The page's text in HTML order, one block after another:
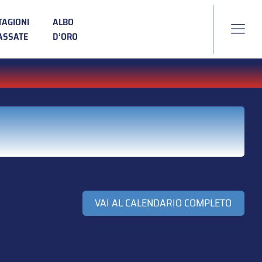
ALBO
D’ORO
VAI AL CALENDARIO COMPLETO